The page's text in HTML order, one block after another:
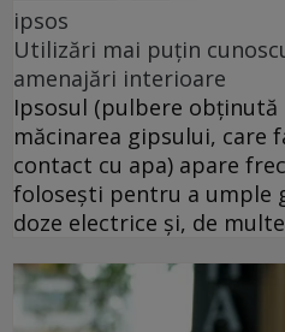
ipsos
Utilizări mai puțin
amenajări interioare
Ipsosul (pulbere
măcinarea gipsului, care
contact cu apa) apare
folosești pentru a umple
doze electrice și, de